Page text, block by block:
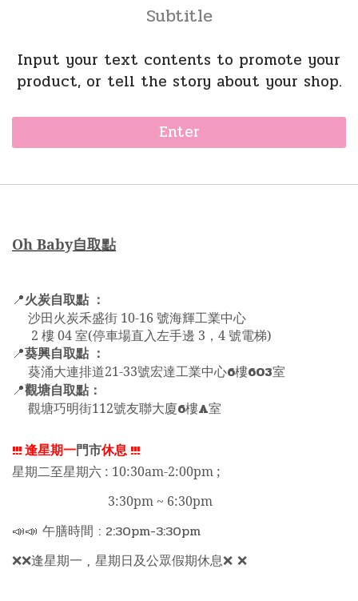
Subtitle
Input your text contents to promote your
product, or tell the story about your shop.
Enter
Oh Baby自取點
📍火炭自取點 ：
沙田火炭禾盛街 10-16 號海輝工業中心
2 樓 04 室(停車場直入左手邊 3，4 號電梯)
📍葵興自取點 ：
葵涌大連排道21-33號宏達工業中心6樓603室
📍觀塘自取點：
觀塘巧明街112號友聯大廈6樓A室
!!!逢星期一門市休息 !!!
星期二至星期六 : 10:30am-2:00pm ;
3:30pm ~ 6:30pm
📣📣 午膳時間 : 2:30pm-3:30pm
❌❌逢星期一 , 星期日及公眾假期休息❌ ❌